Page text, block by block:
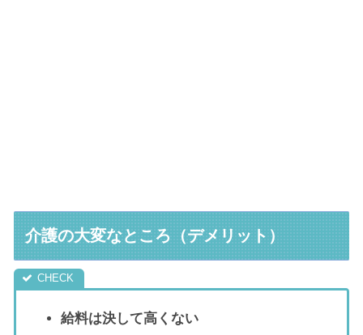
介護の大変なところ（デメリット）
給料は決して高くない